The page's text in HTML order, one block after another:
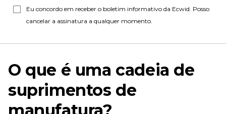
Eu concordo em receber o boletim informativo da Ecwid. Posso
cancelar a assinatura a qualquer momento.
O que é uma cadeia de
suprimentos de